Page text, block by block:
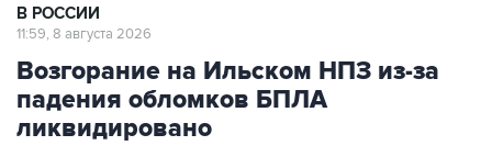
В РОССИИ
11:59, 8 августа 2026
Возгорание на Ильском НПЗ из-за
падения обломков БПЛА
ликвидировано